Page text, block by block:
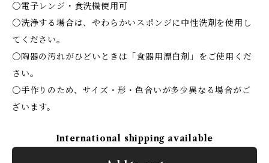
〇電子レンジ・食洗機使用可
〇洗浄する場合は、やわらかいスポンジに中性洗剤を使用し
てください。
〇陶器の汚れがひどいときは「食器用漂白剤」をご使用くだ
さい。
〇手作りのため、サイズ・形・色合いが多少異なる場合がご
ざいます。
International shipping available